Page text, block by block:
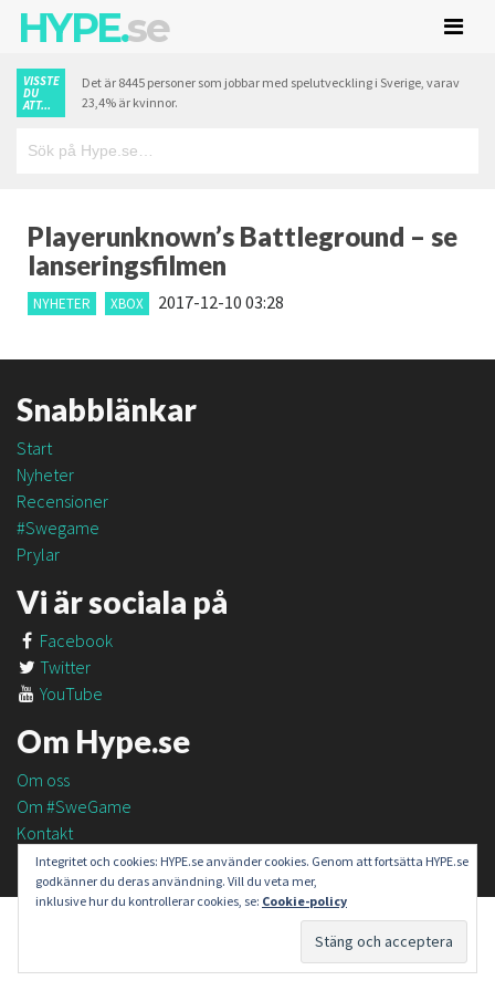
HYPE.se
VISSTE
DU
ATT...
Det är 8445 personer som jobbar med spelutveckling i Sverige, varav
23,4% är kvinnor.
Playerunknown’s Battleground – se
lanseringsfilmen
NYHETER XBOX 2017-12-10 03:28
Snabblänkar
Start
Nyheter
Recensioner
#Swegame
Prylar
Vi är sociala på
Facebook
Twitter
YouTube
Om Hype.se
Om oss
Om #SweGame
Kontakt
Integritet och cookies: HYPE.se använder cookies. Genom att fortsätta HYPE.se
godkänner du deras användning. Vill du veta mer,
inklusive hur du kontrollerar cookies, se: Cookie-policy